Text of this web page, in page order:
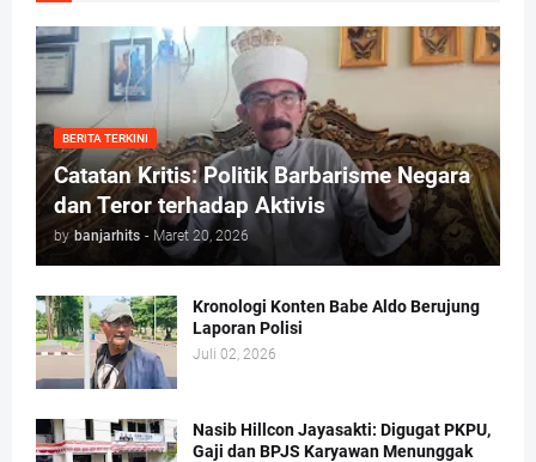
BERITA TERKINI
Catatan Kritis: Politik Barbarisme Negara
dan Teror terhadap Aktivis
by banjarhits - Maret 20, 2026
Kronologi Konten Babe Aldo Berujung
Laporan Polisi
Juli 02, 2026
Nasib Hillcon Jayasakti: Digugat PKPU,
Gaji dan BPJS Karyawan Menunggak